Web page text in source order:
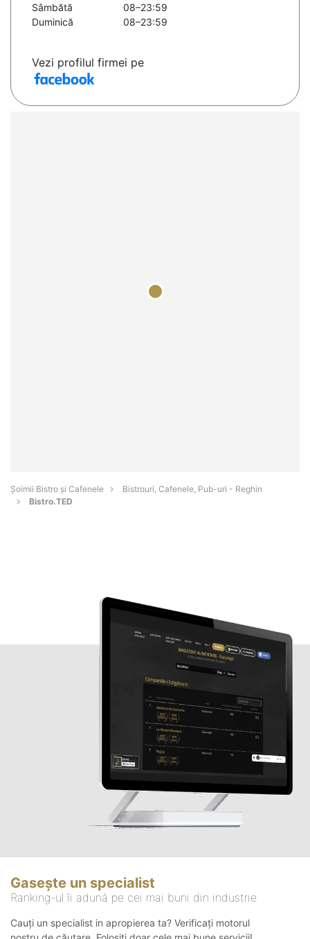
Sâmbătă
08–23:59
Duminică
08–23:59
Vezi profilul firmei pe
Șoimii Bistro și Cafenele
Bistrouri, Cafenele, Pub-uri - Reghin
Bistro.TED
Gasește un specialist
Ranking-ul îi adună pe cei mai buni din industrie
Cauți un specialist in apropierea ta? Verificați motorul